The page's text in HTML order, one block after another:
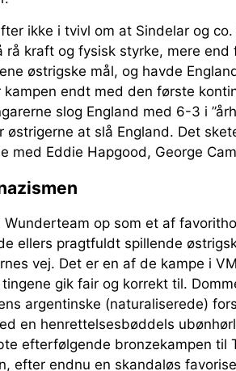
ikke i tvivl om at Sindelar og
rå kraft og fysisk styrke, mere
østrigske mål, og havde
endt med den første
slog England med 6-3 i
at slå England. Det
med Eddie Hapgood, George
op som et af
ellers pragtfuldt spillende
vej. Det er en af de kampe i
gik fair og korrekt til.
argentinske (naturaliserede)
en henrettelsesbøddels
efterfølgende bronzekampen til
efter endnu en skandaløs